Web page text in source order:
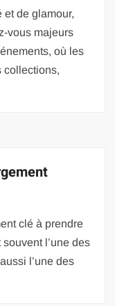
et de glamour,
vous majeurs
où les
collections,
clé à prendre
souvent l’une des
l’une des